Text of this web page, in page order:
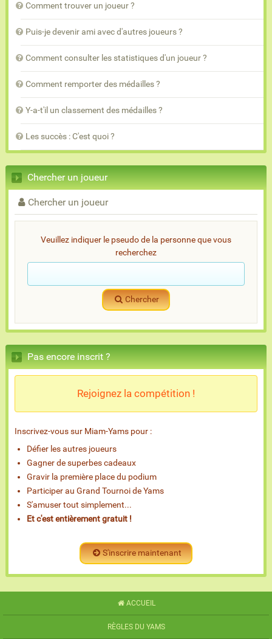
Comment trouver un joueur ?
Puis-je devenir ami avec d'autres joueurs ?
Comment consulter les statistiques d'un joueur ?
Comment remporter des médailles ?
Y-a-t'il un classement des médailles ?
Les succès : C'est quoi ?
Chercher un joueur
Chercher un joueur
Veuillez indiquer le pseudo de la personne que vous
recherchez
Chercher
Pas encore inscrit ?
Rejoignez la compétition !
Inscrivez-vous sur Miam-Yams pour :
Défier les autres joueurs
Gagner de superbes cadeaux
Gravir la première place du podium
Participer au Grand Tournoi de Yams
S'amuser tout simplement...
Et c'est entièrement gratuit !
S'inscrire maintenant
ACCUEIL
RÈGLES DU YAMS